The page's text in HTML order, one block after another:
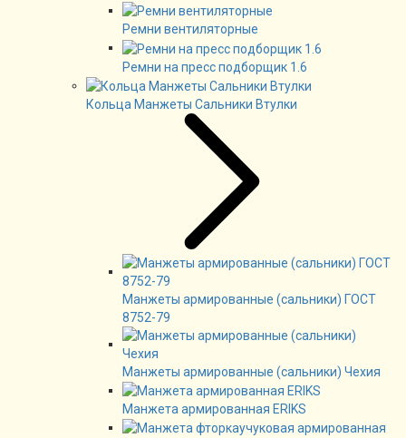
Ремни вентиляторные
Ремни на пресс подборщик 1.6
Кольца Манжеты Сальники Втулки
Манжеты армированные (сальники) ГОСТ
8752-79
Манжеты армированные (сальники) Чехия
Манжета армированная ERIKS